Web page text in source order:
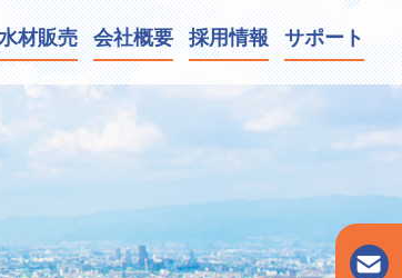
材販売 会社概要 採用情報 サポート